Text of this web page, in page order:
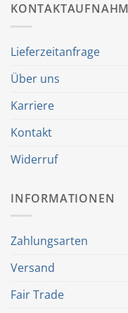
Lieferzeitanfrage
Über uns
Karriere
Kontakt
Widerruf
INFORMATIONEN
Zahlungsarten
Versand
Fair Trade